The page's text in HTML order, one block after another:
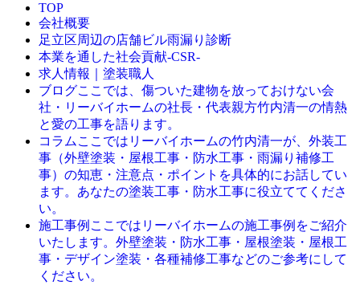
TOP
会社概要
足立区周辺の店舗ビル雨漏り診断
本業を通した社会貢献-CSR-
求人情報｜塗装職人
ブログここでは、傷ついた建物を放っておけない会
社・リーバイホームの社長・代表親方竹内清一の情熱
と愛の工事を語ります。
コラム ここではリーバイホームの竹内清一が、外装工
事（外壁塗装・屋根工事・防水工事・雨漏り補修工
事）の知恵・注意点・ポイントを具体的にお話してい
ます。あなたの塗装工事・防水工事に役立ててくださ
い。
施工事例 ここではリーバイホームの施工事例をご紹介
いたします。外壁塗装・防水工事・屋根塗装・屋根工
事・デザイン塗装・各種補修工事などのご参考にして
ください。